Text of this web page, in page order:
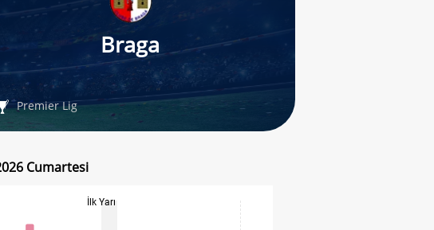
Braga
Premier Lig
Cumartesi
İlk Yarı